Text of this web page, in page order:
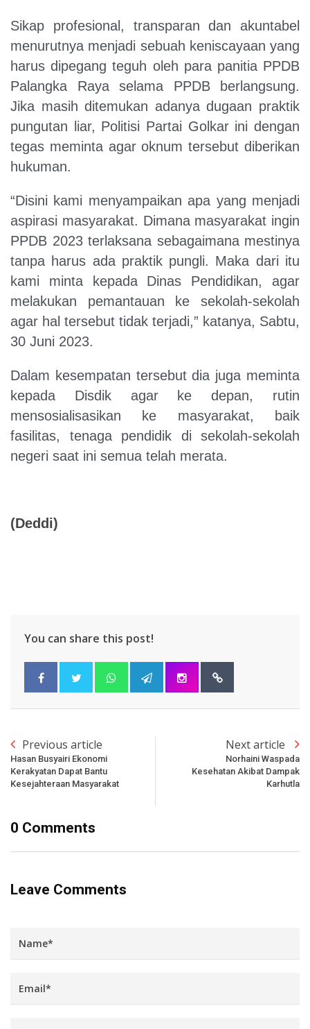
Sikap profesional, transparan dan akuntabel
menurutnya menjadi sebuah keniscayaan yang
harus dipegang teguh oleh para panitia PPDB
Palangka Raya selama PPDB berlangsung.
Jika masih ditemukan adanya dugaan praktik
pungutan liar, Politisi Partai Golkar ini dengan
tegas meminta agar oknum tersebut diberikan
hukuman.
“Disini kami menyampaikan apa yang menjadi
aspirasi masyarakat. Dimana masyarakat ingin
PPDB 2023 terlaksana sebagaimana mestinya
tanpa harus ada praktik pungli. Maka dari itu
kami minta kepada Dinas Pendidikan, agar
melakukan pemantauan ke sekolah-sekolah
agar hal tersebut tidak terjadi,” katanya, Sabtu,
30 Juni 2023.
Dalam kesempatan tersebut dia juga meminta
kepada Disdik agar ke depan, rutin
mensosialisasikan ke masyarakat, baik
fasilitas, tenaga pendidik di sekolah-sekolah
negeri saat ini semua telah merata.
(Deddi)
You can share this post!
Previous article
Hasan Busyairi Ekonomi
Kerakyatan Dapat Bantu
Kesejahteraan Masyarakat
Next article
Norhaini Waspada
Kesehatan Akibat Dampak
Karhutla
0 Comments
Leave Comments